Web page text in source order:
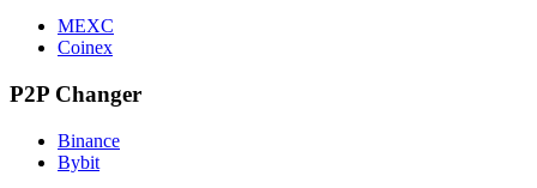
MEXC
Coinex
P2P Changer
Binance
Bybit